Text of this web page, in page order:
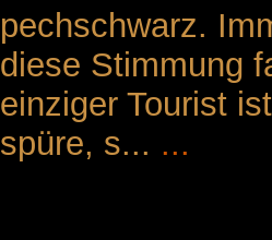
pechschwarz.
diese Stimmung
einziger Tourist
spüre, s... ...